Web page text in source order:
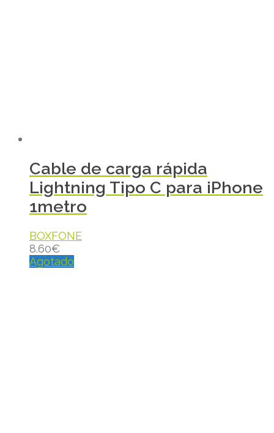
Cable de carga rápida
Lightning Tipo C para iPhone
1metro
BOXFONE
8.60€
Agotado